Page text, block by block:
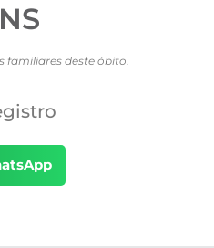
familiares deste óbito.